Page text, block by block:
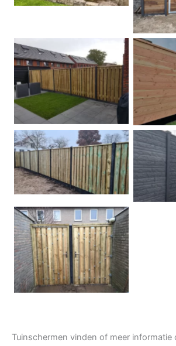
Betonpalen schutting
Hout beton schuttingen Rots
Tuindeur grenen
Tuinschermen vinden of meer informatie